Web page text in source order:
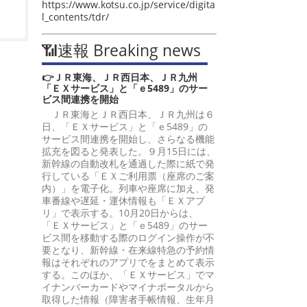
https://www.kotsu.co.jp/service/digita
l_contents/tdr/
📶速報 Breaking news
👉ＪＲ東海、ＪＲ西日本、ＪＲ九州
「ＥＸサービス」と「ｅ5489」のサー
ビス間連携を開始
ＪＲ東海とＪＲ西日本、ＪＲ九州は６
日、「ＥＸサービス」と「ｅ5489」の
サービス間連携を開始し、さらなる機能
拡充を図ると発表した。９月15日には、
新幹線の自動改札を通過した際に紙で発
行している「ＥＸご利用票（座席のご案
内）」を電子化。列車や座席に加え、発
車番線や遅延・運休情報も「ＥＸアプ
リ」で表示する。10月20日からは、
「ＥＸサービス」と「ｅ5489」のサー
ビス間を移動する際のログイン操作が不
要となり、新幹線・在来線特急の予約情
報はそれぞれのアプリでをまとめて表示
する。このほか、「ＥＸサービス」でマ
イナンバーカードやマイナポータルから
取得した情報（障害者手帳情報、生年月